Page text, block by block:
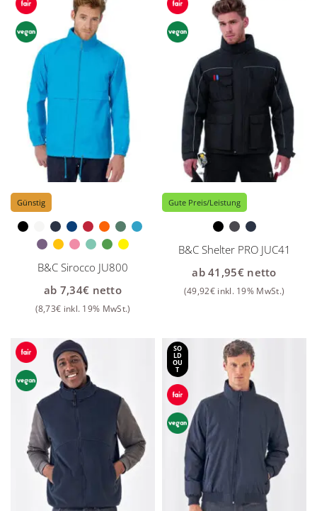
Günstig
B&C Sirocco JU800
ab 7,34€ netto
(8,73€ inkl. 19% MwSt.)
Gute Preis/Leistung
B&C Shelter PRO JUC41
ab41,95€netto
(49,92€ inkl. 19% MwSt.)
SO
LD
OU
T